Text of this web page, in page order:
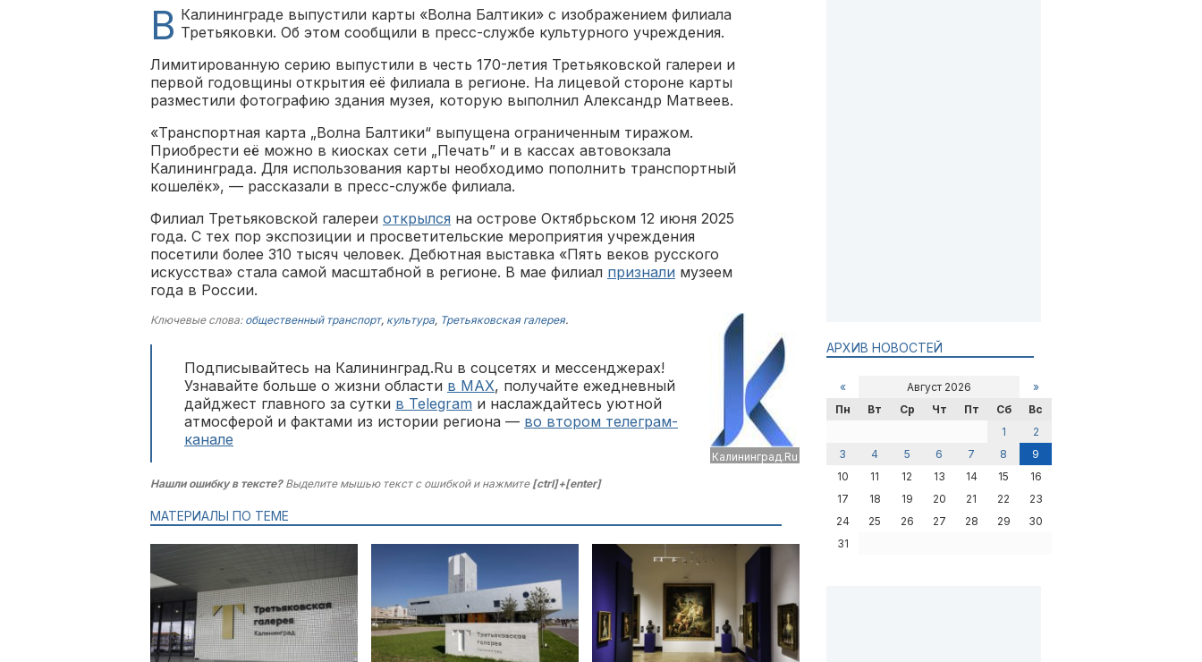
В Калининграде выпустили карты «Волна Балтики» с изображением филиала
Третьяковки. Об этом сообщили в пресс-службе культурного учреждения.
Лимитированную серию выпустили в честь 170-летия Третьяковской галереи и
первой годовщины открытия её филиала в регионе. На лицевой стороне карты
разместили фотографию здания музея, которую выполнил Александр Матвеев.
«Транспортная карта „Волна Балтики“ выпущена ограниченным тиражом.
Приобрести её можно в киосках сети „Печать” и в кассах автовокзала
Калининграда. Для использования карты необходимо пополнить транспортный
кошелёк», — рассказали в пресс-службе филиала.
Филиал Третьяковской галереи открылся на острове Октябрьском 12 июня 2025
года. С тех пор экспозиции и просветительские мероприятия учреждения
посетили более 310 тысяч человек. Дебютная выставка «Пять веков русского
искусства» стала самой масштабной в регионе. В мае филиал признали музеем
года в России.
Калининград.Ru
Ключевые слова: общественный транспорт, культура, Третьяковская галерея.
Подписывайтесь на Калининград.Ru в соцсетях и мессенджерах!
Узнавайте больше о жизни области в MAX, получайте ежедневный
дайджест главного за сутки в Telegram и наслаждайтесь уютной
атмосферой и фактами из истории региона — во втором телеграм-
канале
Нашли ошибку в тексте?Выделите мышью текст с ошибкой и нажмите [ctrl]+[enter]
МАТЕРИАЛЫ ПО ТЕМЕ
АРХИВ НОВОСТЕЙ
« Август 2026
»
Пн
Вт Ср Чт Пт Сб
Вс
1
2
3
4 5 6 7 8
9
10
11 12 13 14 15
16
17
18 19 20 21 22
23
24
25 26 27 28 29
30
31